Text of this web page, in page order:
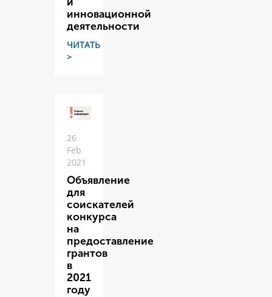
инновационной
деятельности
ЧИТАТЬ
>
26
Feb
2021
Объявление
для
соискателей
конкурса
на
предоставление
грантов
в
2021
году